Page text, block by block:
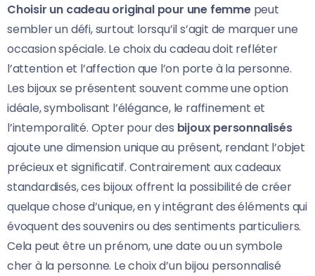
Choisir un cadeau original pour une femmepeut
sembler un défi, surtout lorsqu’il s’agit de marquer une
occasion spéciale. Le choix du cadeau doit refléter
l’attention et l’affection que l’on porte à la personne.
Les bijoux se présentent souvent comme une option
idéale, symbolisant l’élégance, le raffinement et
l’intemporalité. Opter pour des bijoux personnalisés
ajoute une dimension unique au présent, rendant l’objet
précieux et significatif. Contrairement aux cadeaux
standardisés, ces bijoux offrent la possibilité de créer
quelque chose d’unique, en y intégrant des éléments qui
évoquent des souvenirs ou des sentiments particuliers.
Cela peut être un prénom, une date ou un symbole
cher à la personne. Le choix d’un bijou personnalisé